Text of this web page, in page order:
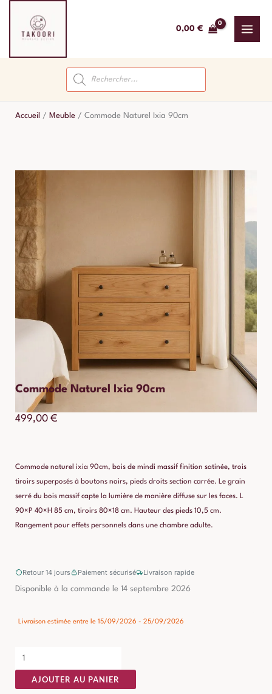
contenu
0,00 €
Recherche
de
produits
Accueil / Meuble / Commode Naturel Ixia 90cm
Commode Naturel Ixia 90cm
499,00 €
Commode naturel ixia 90cm, bois de mindi massif finition satinée, trois
tiroirs superposés à boutons noirs, pieds droits section carrée. Le grain
serré du bois massif capte la lumière de manière diffuse sur les faces. L
90×P 40×H 85 cm, tiroirs 80×18 cm. Hauteur des pieds 10,5 cm.
Rangement pour effets personnels dans une chambre adulte.
Retour 14 jours Paiement sécurisé Livraison rapide
Disponible à la commande le 14 septembre 2026
Livraison estimée entre le 15/09/2026 - 25/09/2026
quantité
Commode
Ixia
90cm
AJOUTER AU PANIER